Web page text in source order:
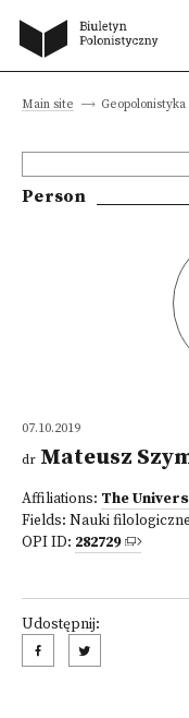
Main site Geopolonistyka
Person
07.10.2019
dr Mateusz
Affiliations: The
Fields: Nauki filologiczne
OPI ID: 282729
Udostępnij: